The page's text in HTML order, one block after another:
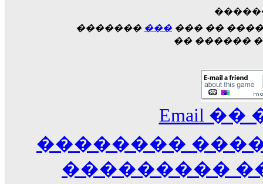
������� ������ ��
�� ������
Email
��������
���������